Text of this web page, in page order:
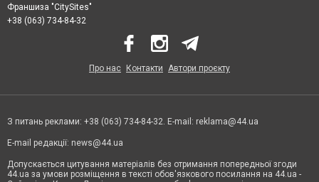
Франшиза "CitySites"
+38 (063) 734-84-32
Про нас Контакти Автори проєкту
З питань реклами: +38 (063) 734-84-32. E-mail: reklama@44.ua
E-mail редакції: news@44.ua
Допускається цитування матеріалів без отримання попередньої згоди
44.ua за умови розміщення в тексті обов'язкового посилання на 44.ua -